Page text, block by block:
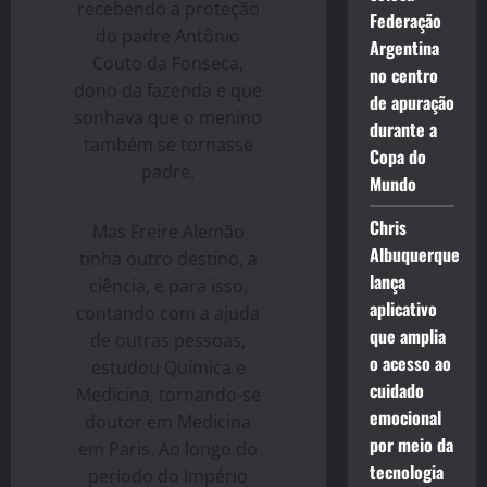
recebendo a proteção
do padre Antônio
Couto da Fonseca,
dono da fazenda e que
sonhava que o menino
também se tornasse
padre.
Mas Freire Alemão
tinha outro destino, a
ciência, e para isso,
contando com a ajuda
de outras pessoas,
estudou Química e
Medicina, tornando-se
doutor em Medicina
em Paris. Ao longo do
período do Império
Federação
Argentina
no centro
de apuração
durante a
Copa do
Mundo
Chris
Albuquerque
lança
aplicativo
que amplia
o acesso ao
cuidado
emocional
por meio da
tecnologia